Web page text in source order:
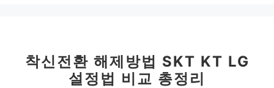
착신전환 해제방법 SKT KT LG
설정법 비교 총정리